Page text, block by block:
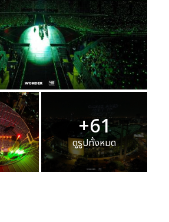
+61
ดูรูปทั้งหมด